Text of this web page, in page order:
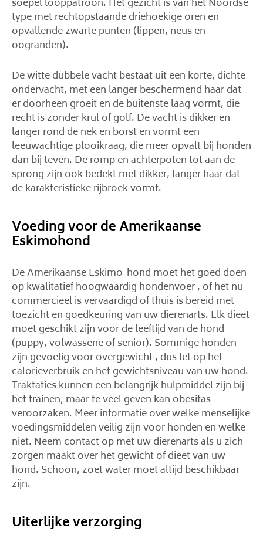
soepel looppatroon. Het gezicht is van het Noordse
type met rechtopstaande driehoekige oren en
opvallende zwarte punten (lippen, neus en
oogranden).
De witte dubbele vacht bestaat uit een korte, dichte
ondervacht, met een langer beschermend haar dat
er doorheen groeit en de buitenste laag vormt, die
recht is zonder krul of golf. De vacht is dikker en
langer rond de nek en borst en vormt een
leeuwachtige plooikraag, die meer opvalt bij honden
dan bij teven. De romp en achterpoten tot aan de
sprong zijn ook bedekt met dikker, langer haar dat
de karakteristieke rijbroek vormt.
Voeding voor de Amerikaanse
Eskimohond
De Amerikaanse Eskimo-hond moet het goed doen
op kwalitatief hoogwaardig hondenvoer , of het nu
commercieel is vervaardigd of thuis is bereid met
toezicht en goedkeuring van uw dierenarts. Elk dieet
moet geschikt zijn voor de leeftijd van de hond
(puppy, volwassene of senior). Sommige honden
zijn gevoelig voor overgewicht , dus let op het
calorieverbruik en het gewichtsniveau van uw hond.
Traktaties kunnen een belangrijk hulpmiddel zijn bij
het trainen, maar te veel geven kan obesitas
veroorzaken. Meer informatie over welke menselijke
voedingsmiddelen veilig zijn voor honden en welke
niet. Neem contact op met uw dierenarts als u zich
zorgen maakt over het gewicht of dieet van uw
hond. Schoon, zoet water moet altijd beschikbaar
zijn.
Uiterlijke verzorging